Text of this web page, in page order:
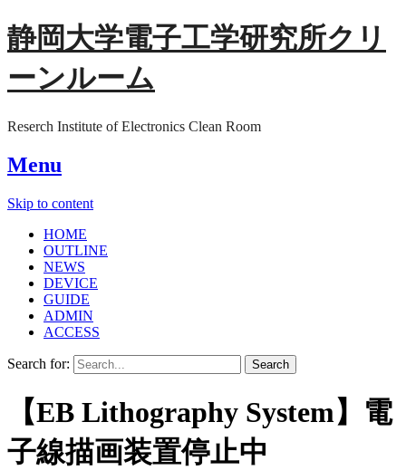
静岡大学電子工学研究所クリ
ーンルーム
Reserch Institute of Electronics Clean Room
Menu
Skip to content
HOME
OUTLINE
NEWS
DEVICE
GUIDE
ADMIN
ACCESS
Search for:
【EB Lithography System】電
子線描画装置停止中